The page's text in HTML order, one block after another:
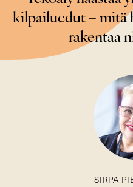
kilpailuedut – mitä
rakentaa
SIRPA